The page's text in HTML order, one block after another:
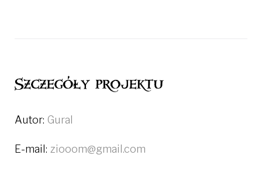
Szczegóły projektu
Autor: Gural
E-mail: ziooom@gmail.com